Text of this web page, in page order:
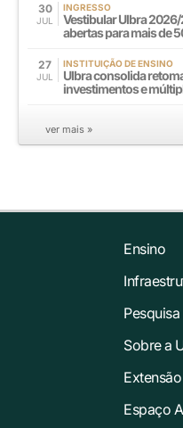
30
JUL
INGRESSO
Vestibular Ulbra
abertas para mais de
27
JUL
INSTITUIÇÃO DE ENSINO
Ulbra consolida
investimentos e
ver mais »
Ensino
Pesquisa
Sobre a
Extensão
Espaço